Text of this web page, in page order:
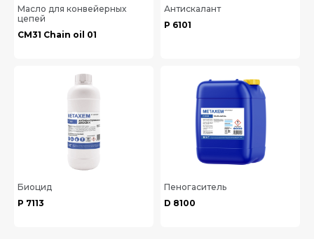
Масло для конвейерных
цепей
СМ31 Chain oil 01
Антискалант
Р 6101
Биоцид
Р 7113
Пеногаситель
D 8100